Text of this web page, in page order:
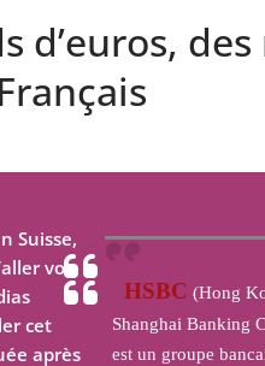
d’euros,
Français
HSBC (Hong
Shanghai Banking
est un groupe
Suisse,
voir
cet
après